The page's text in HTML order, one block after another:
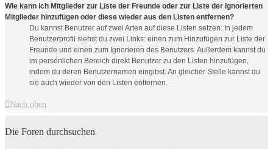
Wie kann ich Mitglieder zur Liste der Freunde oder zur Liste der ignorierten
Mitglieder hinzufügen oder diese wieder aus den Listen entfernen?
Du kannst Benutzer auf zwei Arten auf diese Listen setzen: In jedem
Benutzerprofil siehst du zwei Links: einen zum Hinzufügen zur Liste der
Freunde und einen zum Ignorieren des Benutzers. Außerdem kannst du
im persönlichen Bereich direkt Benutzer zu den Listen hinzufügen,
indem du deren Benutzernamen eingibst. An gleicher Stelle kannst du
sie auch wieder von den Listen entfernen.
Nach oben
Die Foren durchsuchen